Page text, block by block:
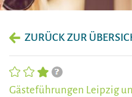
ZURÜCK ZUR
Gästeführungen Leipzig